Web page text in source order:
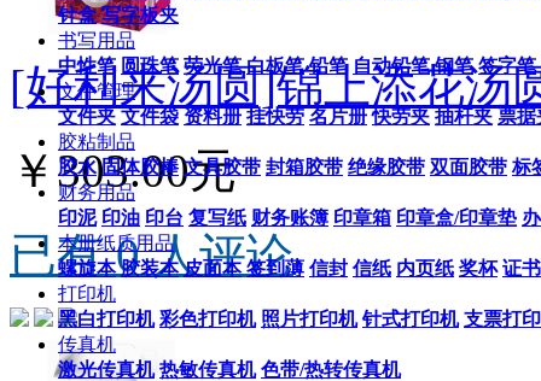
针盒 写字板夹
书写用品
中性笔 圆珠笔 荧光笔 白板笔 铅笔 自动铅笔 钢笔 签字笔
文件管理
文件夹 文件袋 资料册 挂快劳 名片册 快劳夹 抽杆夹 票据
胶粘制品
胶水 固体胶棒 文具胶带 封箱胶带 绝缘胶带 双面胶带 标
财务用品
印泥 印油 印台 复写纸 财务账簿 印章箱 印章盒/印章垫
本册纸质用品
螺旋本 胶装本 皮面本 签到薄 信封 信纸 内页纸 奖杯 证书
打印机
黑白打印机 彩色打印机 照片打印机 针式打印机 支票打
传真机
激光传真机 热敏传真机 色带/热转传真机
[好利来汤圆]锦上添花汤
￥303.00元
已有 0 人评论